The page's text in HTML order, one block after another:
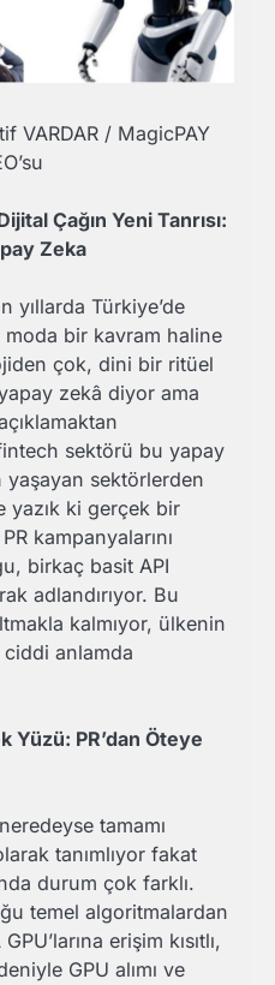
VARDAR / MagicPAY
Çağın Yeni Tanrısı:
Zeka
yıllarda Türkiye’de
bir kavram haline
çok, dini bir ritüel
zekâ diyor ama
sektörü bu yapay
yaşayan sektörlerden
yazık ki gerçek bir
kampanyalarını
birkaç basit API
adlandırıyor. Bu
kalmıyor, ülkenin
anlamda
Yüzü: PR’dan Öteye
tamamı
tanımlıyor fakat
durum çok farklı.
temel algoritmalardan
erişim kısıtlı,
GPU alımı ve